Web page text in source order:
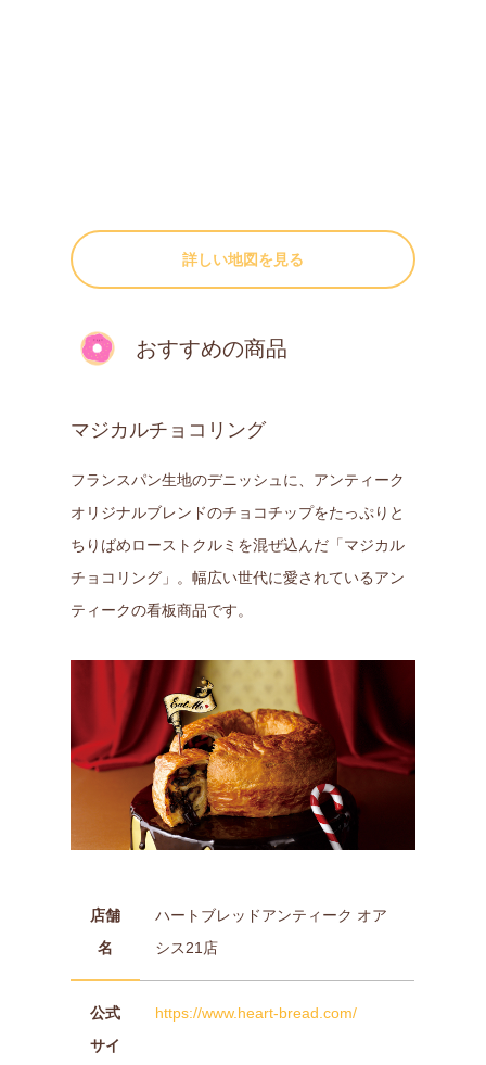
詳しい地図を見る
おすすめの商品
マジカルチョコリング
フランスパン生地のデニッシュに、アンティーク
オリジナルブレンドのチョコチップをたっぷりと
ちりばめローストクルミを混ぜ込んだ「マジカル
チョコリング」。幅広い世代に愛されているアン
ティークの看板商品です。
店舗
名
ハートブレッドアンティーク オア
シス21店
公式
サイ
https://www.heart-bread.com/